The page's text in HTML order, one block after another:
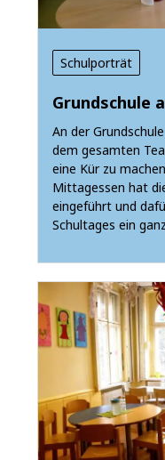
Schulporträt
Grundschule
An der
dem gesamten
eine Kür zu
Mittagessen hat
eingeführt und
Schultages ein